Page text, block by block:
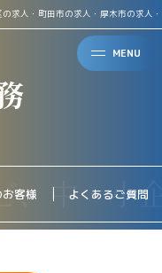
MENU
求人・町田市の求人・厚木市の求人
客様 よくあるご質問